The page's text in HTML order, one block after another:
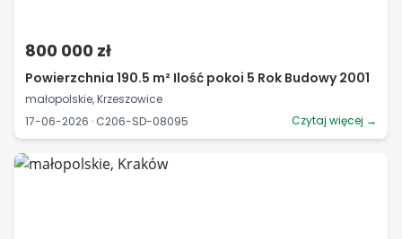
800 000 zł
Powierzchnia 190.5 m² Ilość pokoi 5 Rok Budowy 2001
małopolskie, Krzeszowice
17-06-2026 · C206-SD-08095
Czytaj więcej →